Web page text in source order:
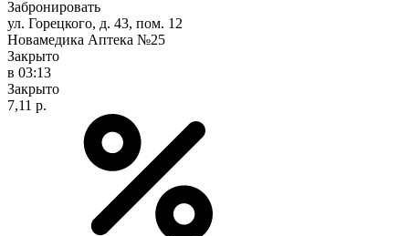
Забронировать
ул. Горецкого, д. 43, пом. 12
Новамедика Аптека №25
Закрыто
в 03:13
Закрыто
7,11 р.